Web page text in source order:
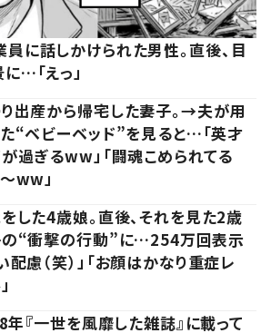
に話しかけられた男性。直後、目
…「えっ」
出産から帰宅した妻子。→夫が用
“ベビーベッド”を見ると…「英才
過ぎるww」「闘魂こめられてる
ww」
した4歳娘。直後、それを見た2歳
“衝撃の行動”に…254万回表示
配慮（笑）」「お顔はかなり重症レ
『一世を風靡した雑誌』に載って